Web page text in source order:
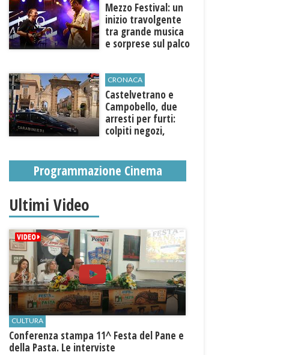
Mezzo Festival: un
inizio travolgente
tra grande musica
e sorprese sul palco
CRONACA
Castelvetrano e
Campobello, due
arresti per furti:
colpiti negozi,
Programmazione Cinema
Ultimi Video
CULTURA
Conferenza stampa 11^ Festa del Pane e
della Pasta. Le interviste